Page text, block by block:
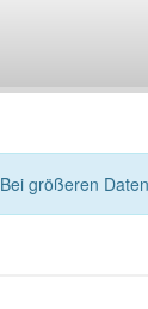
Bei größeren